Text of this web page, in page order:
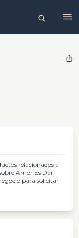
relacionados a
Amor Es Dar
para solicitar